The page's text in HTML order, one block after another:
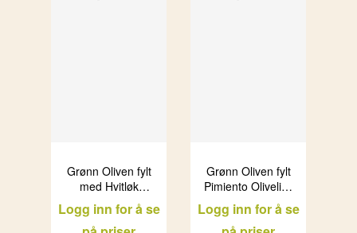
Grønn Oliven fylt
med Hvitløk
Olivelia i glass
(6x1L)
Logg inn for å se
Grønn Oliven fylt
Pimiento Olivelia i
glass (6x1L)
Logg inn for å se